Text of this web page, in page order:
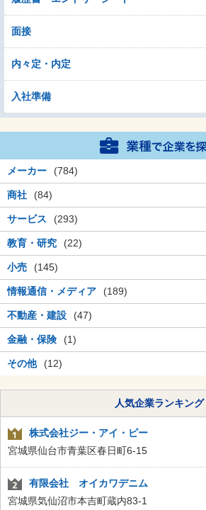
面接
内々定・内定
入社準備
メーカー (784)
商社 (84)
サービス (293)
教育・研究 (22)
小売 (145)
情報通信・メディア (189)
不動産・建設 (47)
金融・保険 (1)
その他 (12)
人気企業ランキング
株式会社ジー・アイ・ピー
宮城県仙台市青葉区春日町6-15
有限会社 オイカワデニム
宮城県気仙沼市本吉町蔵内83-1